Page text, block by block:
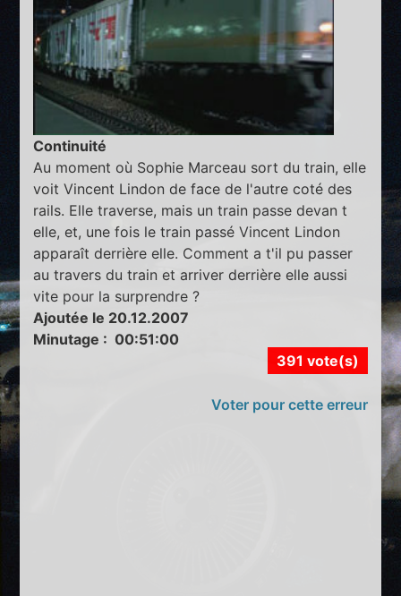
Continuité
Au moment où Sophie Marceau sort du train, elle
voit Vincent Lindon de face de l'autre coté des
rails. Elle traverse, mais un train passe devan t
elle, et, une fois le train passé Vincent Lindon
apparaît derrière elle. Comment a t'il pu passer
au travers du train et arriver derrière elle aussi
vite pour la surprendre ?
Ajoutée le 20.12.2007
Minutage : 00:51:00
391 vote(s)
Voter pour cette erreur